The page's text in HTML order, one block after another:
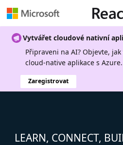
Vytvářet cloudové nativní
Připraveni na AI? Objevte,
cloud-native aplikace s Azure.
Zaregistrovat
LEARN, CONNECT,